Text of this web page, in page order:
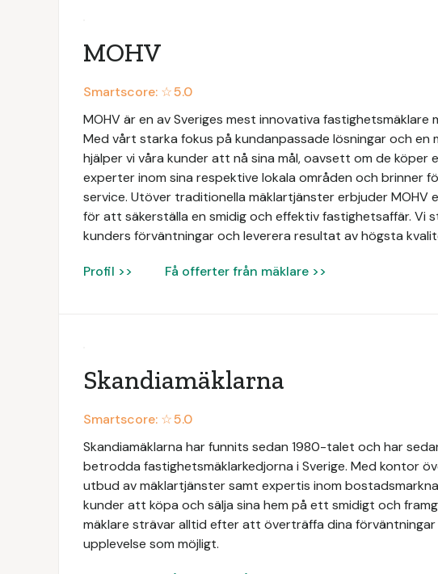
MOHV
Smartscore: ☆5.0
MOHV är en av Sveriges mest innovativa
Med vårt starka fokus på kundanpassade lösningar och
hjälper vi våra kunder att nå sina mål, oavsett om de köper
experter inom sina respektive lokala områden och brinner
service. Utöver traditionella mäklartjänster erbjuder MOHV
för att säkerställa en smidig och effektiv fastighetsaffär.
kunders förväntningar och leverera resultat av högsta
Profil >> Få offerter från mäklare >>
Skandiamäklarna
Smartscore: ☆5.0
Skandiamäklarna har funnits sedan 1980-talet och har
betrodda fastighetsmäklarkedjorna i Sverige. Med kontor
utbud av mäklartjänster samt expertis inom
kunder att köpa och sälja sina hem på ett smidigt och
mäklare strävar alltid efter att överträffa dina
upplevelse som möjligt.